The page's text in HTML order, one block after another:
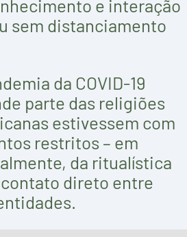
e interação
sem distanciamento
da COVID-19
parte das religiões
estivessem com
restritos – em
da ritualística
direto entre